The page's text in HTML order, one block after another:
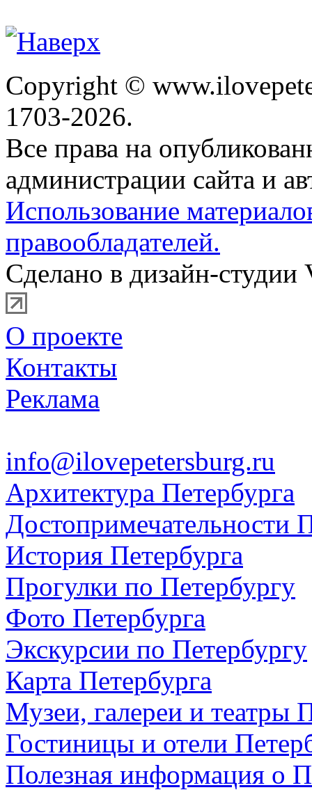
Copyright ©
1703-2026.
Все права на
администрации сайта и
Использование
правообладателей.
Сделано в дизайн-студии
О проекте
Контакты
Реклама
info@ilovepetersburg.ru
Архитектура Петербурга
Достопримечательности
История Петербурга
Прогулки по Петербургу
Фото Петербурга
Экскурсии по Петербургу
Карта Петербурга
Музеи, галереи и театры
Гостиницы и отели
Полезная информация о